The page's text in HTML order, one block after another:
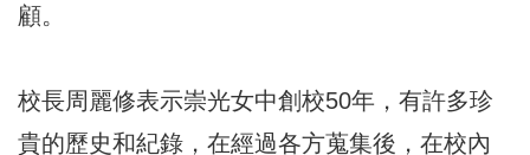
顧。
校長周麗修表示崇光女中創校50年，有許多珍
貴的歷史和紀錄，在經過各方蒐集後，在校內